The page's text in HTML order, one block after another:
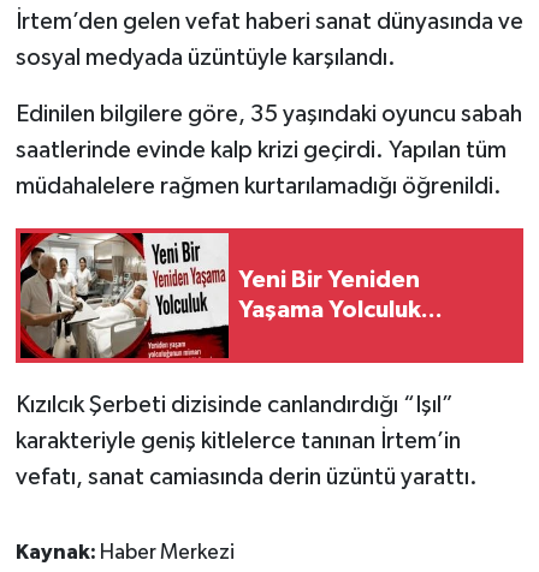
İrtem’den gelen vefat haberi sanat dünyasında ve
sosyal medyada üzüntüyle karşılandı.
Edinilen bilgilere göre, 35 yaşındaki oyuncu sabah
saatlerinde evinde kalp krizi geçirdi. Yapılan tüm
müdahalelere rağmen kurtarılamadığı öğrenildi.
Yeni Bir Yeniden
Yaşama Yolculuk...
Kızılcık Şerbeti dizisinde canlandırdığı “Işıl”
karakteriyle geniş kitlelerce tanınan İrtem’in
vefatı, sanat camiasında derin üzüntü yarattı.
Kaynak: Haber Merkezi